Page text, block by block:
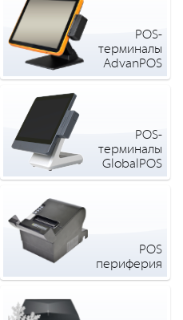
POS-
терминалы
AdvanPOS
POS-
терминалы
GlobalPOS
POS
периферия